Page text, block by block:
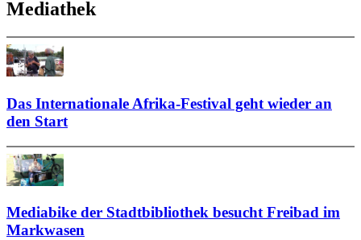
Mediathek
Das Internationale Afrika-Festival geht wieder an
den Start
Mediabike der Stadtbibliothek besucht Freibad im
Markwasen